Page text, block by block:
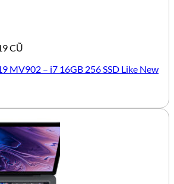
CŨ
MV902 – i7 16GB 256 SSD Like New